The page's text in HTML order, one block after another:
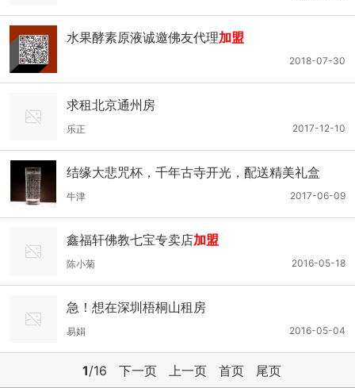
水果酵素原液诚邀佛友代理加盟
2018-07-30
求租北京通州房
2017-12-10
乐正
结缘大悲咒杯，千年古寺开光，配送精美礼盒
2017-06-09
牛津
鑫福轩佛教七宝专卖店加盟
2016-05-18
陈小菊
急！想在深圳梧桐山租房
2016-05-04
易娟
1/16 下一页 上一页 首页 尾页